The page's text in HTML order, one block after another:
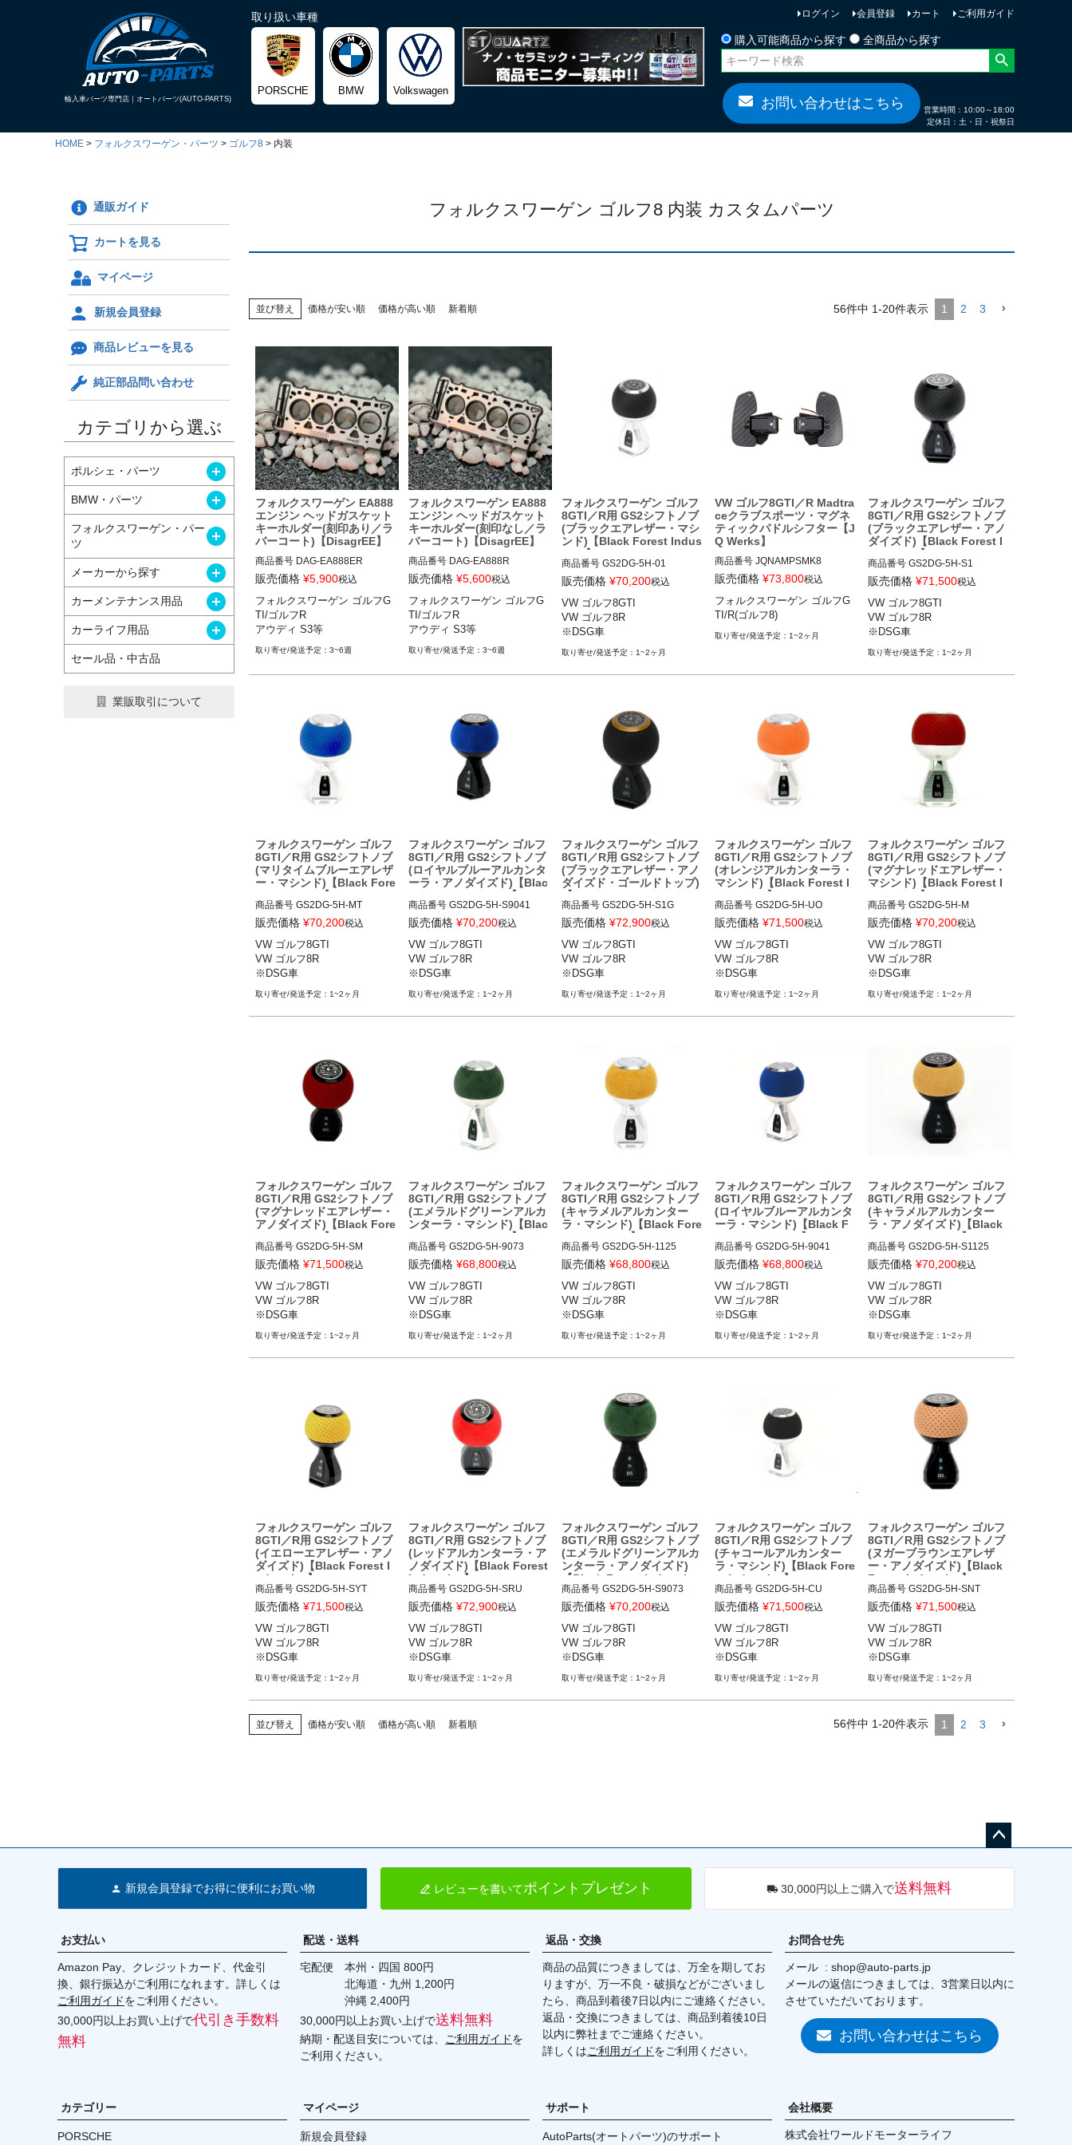
輸入車パーツ専門店｜オートパーツ(AUTO-PARTS)
取り扱い車種
PORSCHE BMW Volkswagen
ログイン 会員登録 カート
ご利用ガイド
購入可能商品から探す
全商品から探す
検索
お問い合わせはこちら
営業時間：10:00～18:00
定休日：土・日・祝祭日
HOME フォルクスワーゲン・パーツ ゴルフ8 内装
通販ガイド
カートを見る
マイページ
新規会員登録
商品レビューを見る
純正部品問い合わせ
カテゴリから選ぶ
ポルシェ・パーツ
BMW・パーツ
フォルクスワーゲン・パー
ツ
メーカーから探す
カーメンテナンス用品
カーライフ用品
セール品・中古品
業販取引について
フォルクスワーゲン ゴルフ8 内装 カスタムパーツ
並び替え 価格が安い順 価格が高い順 新着順 56件中 1-20件表示 1 2 3
フォルクスワーゲン EA888
エンジン ヘッドガスケット
キーホルダー(刻印あり／ラ
バーコート)【DisagrEE】
商品番号 DAG-EA888ER
Miniature of a Head Gasket for V
AG 1,8 / 2,0 TFSI (EA888)
Engraving："EA888"
Rubber Coat (removable)："YE
https://disagree.de/en/products/
フォルクスワーゲン ゴルフGTI/
アウディ S3等
販売価格 ¥5,900税込
フォルクスワーゲン ゴルフG
TI/ゴルフR
アウディ S3等
3~6週
フォルクスワーゲン EA888
エンジン ヘッドガスケット
キーホルダー(刻印なし／ラ
バーコート)【DisagrEE】
商品番号 DAG-EA888R
Miniature of a Head Gasket for V
AG 1,8 / 2,0 TFSI (EA888)
Engraving："W/O"
Rubber Coat (removable)："YE
https://disagree.de/en/products/
フォルクスワーゲン ゴルフGTI/
アウディ S3等
販売価格 ¥5,600税込
フォルクスワーゲン ゴルフG
TI/ゴルフR
アウディ S3等
3~6週
フォルクスワーゲン ゴルフ
8GTI／R用 GS2シフトノブ
(ブラックエアレザー・マシ
ンド)【Black Forest Indus
tries】
商品番号 GS2DG-5H-01
VW ゴルフ8R 22-
※DSG車
販売価格 ¥70,200税込
VW ゴルフ8GTI
VW ゴルフ8R
※DSG車
1~2ヶ月
VW ゴルフ8GTI／R Madtra
ceクラブスポーツ・マグネ
ティックパドルシフター【J
Q Werks】
商品番号 JQNAMPSMK8
R(ゴルフ8) 22-
販売価格 ¥73,800税込
フォルクスワーゲン ゴルフG
TI/R(ゴルフ8)
1~2ヶ月
フォルクスワーゲン ゴルフ
8GTI／R用 GS2シフトノブ
(ブラックエアレザー・アノ
ダイズド)【Black Forest I
ndustries】
商品番号 GS2DG-5H-S1
VW ゴルフ8R 22-
※DSG車
出ません）
"BFI GS2 Shift Knob - Black Ano
dized - Air Leather"をクリック
"GS2DG-5H-S1"を選ぶ
販売価格 ¥71,500税込
VW ゴルフ8GTI
VW ゴルフ8R
※DSG車
1~2ヶ月
フォルクスワーゲン ゴルフ
8GTI／R用 GS2シフトノブ
(マリタイムブルーエアレザ
ー・マシンド)【Black Fore
st Industries】
商品番号 GS2DG-5H-MT
VW ゴルフ8R 22-
※DSG車
販売価格 ¥70,200税込
VW ゴルフ8GTI
VW ゴルフ8R
※DSG車
1~2ヶ月
フォルクスワーゲン ゴルフ
8GTI／R用 GS2シフトノブ
(ロイヤルブルーアルカンタ
ーラ・アノダイズド)【Blac
k Forest Industries】
商品番号 GS2DG-5H-S9041
VW ゴルフ8R 22-
※DSG車
販売価格 ¥70,200税込
VW ゴルフ8GTI
VW ゴルフ8R
※DSG車
1~2ヶ月
フォルクスワーゲン ゴルフ
8GTI／R用 GS2シフトノブ
(ブラックエアレザー・アノ
ダイズド・ゴールドトップ)
【Black Forest Industrie
s】
商品番号 GS2DG-5H-S1G
VW ゴルフ8R 22-
※DSG車
販売価格 ¥72,900税込
VW ゴルフ8GTI
VW ゴルフ8R
※DSG車
1~2ヶ月
フォルクスワーゲン ゴルフ
8GTI／R用 GS2シフトノブ
(オレンジアルカンターラ・
マシンド)【Black Forest I
ndustries】
商品番号 GS2DG-5H-UO
VW ゴルフ8R 22-
※DSG車
販売価格 ¥71,500税込
VW ゴルフ8GTI
VW ゴルフ8R
※DSG車
1~2ヶ月
フォルクスワーゲン ゴルフ
8GTI／R用 GS2シフトノブ
(マグナレッドエアレザー・
マシンド)【Black Forest I
ndustries】
商品番号 GS2DG-5H-M
VW ゴルフ8R 22-
※DSG車
販売価格 ¥70,200税込
VW ゴルフ8GTI
VW ゴルフ8R
※DSG車
1~2ヶ月
フォルクスワーゲン ゴルフ
8GTI／R用 GS2シフトノブ
(マグナレッドエアレザー・
アノダイズド)【Black Fore
st Industries】
商品番号 GS2DG-5H-SM
VW ゴルフ8R 22-
※DSG車
販売価格 ¥71,500税込
VW ゴルフ8GTI
VW ゴルフ8R
※DSG車
1~2ヶ月
フォルクスワーゲン ゴルフ
8GTI／R用 GS2シフトノブ
(エメラルドグリーンアルカ
ンターラ・マシンド)【Blac
k Forest Industries】
商品番号 GS2DG-5H-9073
VW ゴルフ8R 22-
※DSG車
販売価格 ¥68,800税込
VW ゴルフ8GTI
VW ゴルフ8R
※DSG車
1~2ヶ月
フォルクスワーゲン ゴルフ
8GTI／R用 GS2シフトノブ
(キャラメルアルカンター
ラ・マシンド)【Black Fore
st Industries】
商品番号 GS2DG-5H-1125
VW ゴルフ8R 22-
※DSG車
販売価格 ¥68,800税込
VW ゴルフ8GTI
VW ゴルフ8R
※DSG車
1~2ヶ月
フォルクスワーゲン ゴルフ
8GTI／R用 GS2シフトノブ
(ロイヤルブルーアルカンタ
ーラ・マシンド)【Black F
orest Industries】
商品番号 GS2DG-5H-9041
VW ゴルフ8R 22-
※DSG車
販売価格 ¥68,800税込
VW ゴルフ8GTI
VW ゴルフ8R
※DSG車
1~2ヶ月
フォルクスワーゲン ゴルフ
8GTI／R用 GS2シフトノブ
(キャラメルアルカンター
ラ・アノダイズド)【Black
Forest Industries】
商品番号 GS2DG-5H-S1125
VW ゴルフ8R 22-
※DSG車
販売価格 ¥70,200税込
VW ゴルフ8GTI
VW ゴルフ8R
※DSG車
1~2ヶ月
フォルクスワーゲン ゴルフ
8GTI／R用 GS2シフトノブ
(イエローエアレザー・アノ
ダイズド)【Black Forest I
ndustries】
商品番号 GS2DG-5H-SYT
VW ゴルフ8R 22-
※DSG車
販売価格 ¥71,500税込
VW ゴルフ8GTI
VW ゴルフ8R
※DSG車
1~2ヶ月
フォルクスワーゲン ゴルフ
8GTI／R用 GS2シフトノブ
(レッドアルカンターラ・ア
ノダイズド)【Black Forest
Industries】
商品番号 GS2DG-5H-SRU
VW ゴルフ8R 22-
※DSG車
販売価格 ¥72,900税込
VW ゴルフ8GTI
VW ゴルフ8R
※DSG車
1~2ヶ月
フォルクスワーゲン ゴルフ
8GTI／R用 GS2シフトノブ
(エメラルドグリーンアルカ
ンターラ・アノダイズド)
【Black Forest Industrie
s】
商品番号 GS2DG-5H-S9073
VW ゴルフ8R 22-
※DSG車
販売価格 ¥70,200税込
VW ゴルフ8GTI
VW ゴルフ8R
※DSG車
1~2ヶ月
フォルクスワーゲン ゴルフ
8GTI／R用 GS2シフトノブ
(チャコールアルカンター
ラ・マシンド)【Black Fore
st Industries】
商品番号 GS2DG-5H-CU
VW ゴルフ8R 22-
※DSG車
販売価格 ¥71,500税込
VW ゴルフ8GTI
VW ゴルフ8R
※DSG車
1~2ヶ月
フォルクスワーゲン ゴルフ
8GTI／R用 GS2シフトノブ
(ヌガーブラウンエアレザ
ー・アノダイズド)【Black
Forest Industries】
商品番号 GS2DG-5H-SNT
VW ゴルフ8R 22-
※DSG車
販売価格 ¥71,500税込
VW ゴルフ8GTI
VW ゴルフ8R
※DSG車
1~2ヶ月
並び替え 価格が安い順 価格が高い順 新着順 56件中 1-20件表示 1 2 3
へ
新規会員登録でお得に便利にお買い物 レビューを書いてポイントプレゼント 30,000円以上ご購入で送料無料
お支払い
Amazon Pay、クレジットカード、代金引
換、銀行振込がご利用になれます。詳しくは
ご利用ガイドをご利用ください。
30,000円以上お買い上げで代引き手数料
無料
配送・送料
宅配便 本州・四国 800円
北海道・九州 1,200円
沖縄 2,400円
30,000円以上お買い上げで送料無料
納期・配送目安については、 ご利用ガイドを
ご利用ください。
返品・交換
商品の品質につきましては、万全を期してお
りますが、万一不良・破損などがございまし
たら、商品到着後7日以内にご連絡ください。
返品・交換につきましては、商品到着後10日
以内に弊社までご連絡ください。
詳しくはご利用ガイドをご利用ください。
お問合せ先
メール
shop@auto-parts.jp
メールの返信につきましては、3営業日以内に
させていただいております。
お問い合わせはこちら
カテゴリー
PORSCHE
マイページ
新規会員登録
サポート
AutoParts(オートパーツ)のサポート
会社概要
株式会社ワールドモーターライフ